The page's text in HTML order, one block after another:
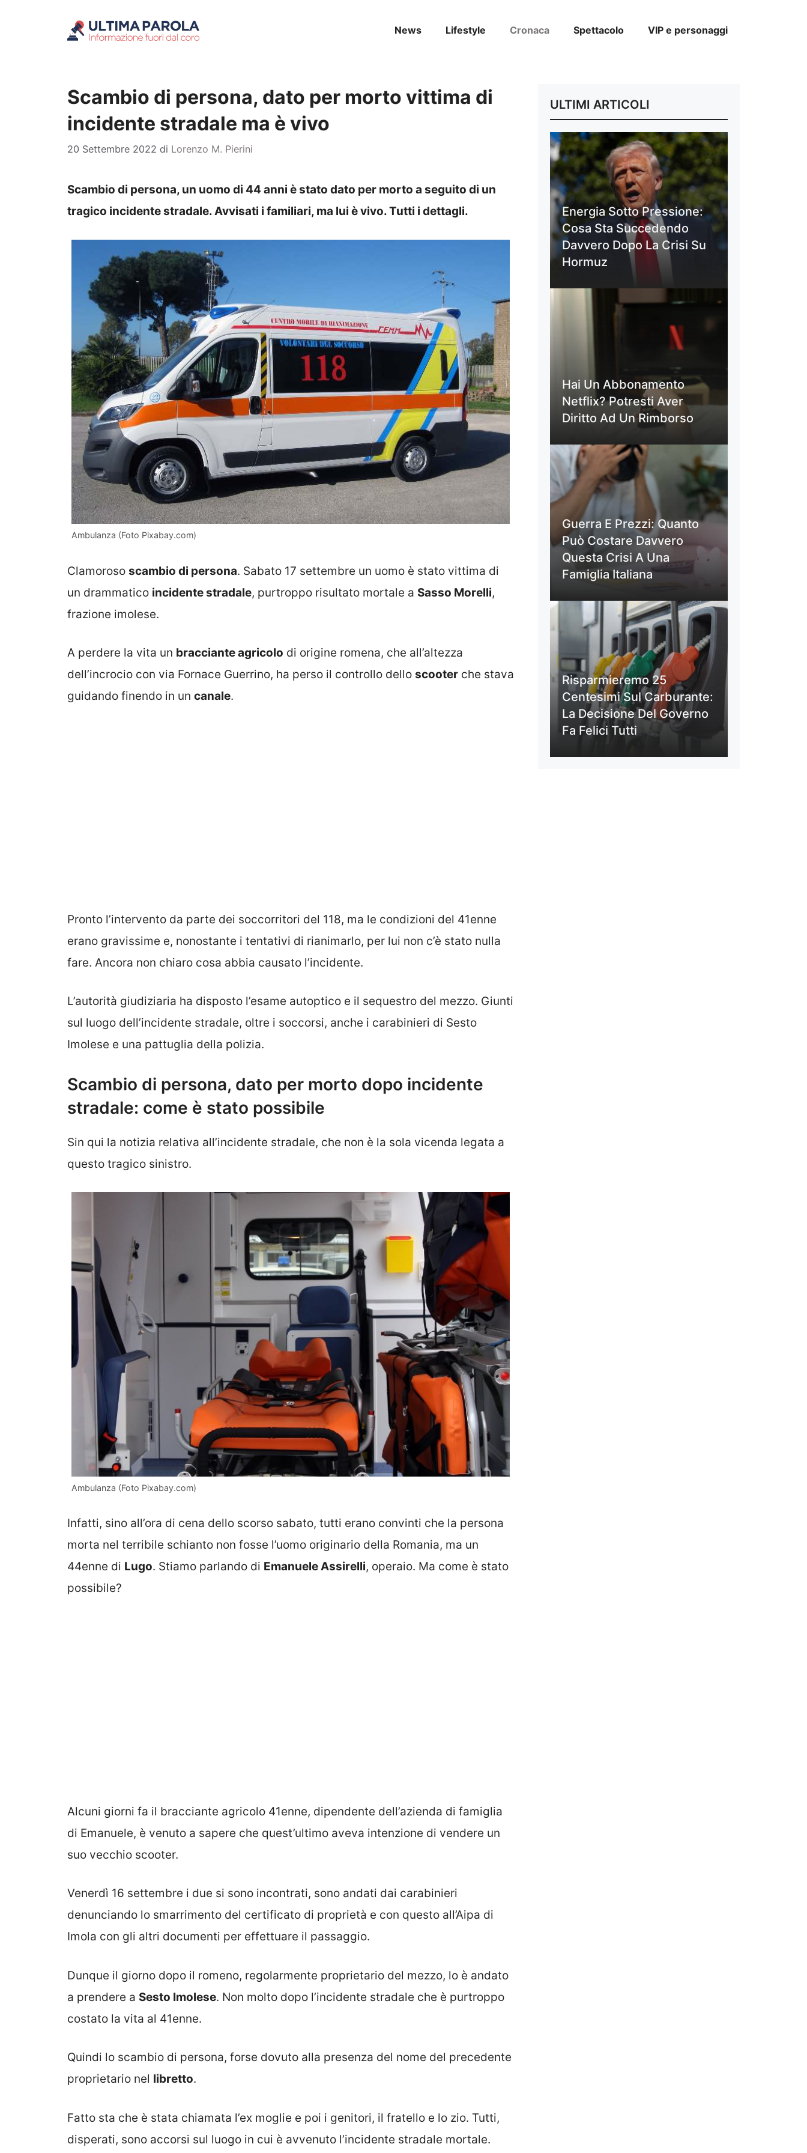
News Lifestyle Cronaca Spettacolo VIP e personaggi
Scambio di persona, dato per morto vittima di
incidente stradale ma è vivo
20 Settembre 2022 di Lorenzo M. Pierini
Scambio di persona, un uomo di 44 anni è stato dato per morto a seguito di un
tragico incidente stradale. Avvisati i familiari, ma lui è vivo. Tutti i dettagli.
Ambulanza (Foto Pixabay.com)
Clamoroso scambio di persona. Sabato 17 settembre un uomo è stato vittima di
un drammatico incidente stradale, purtroppo risultato mortale a Sasso Morelli,
frazione imolese.
A perdere la vita un bracciante agricolo di origine romena, che all’altezza
dell’incrocio con via Fornace Guerrino, ha perso il controllo dello scooter che stava
guidando finendo in un canale.
Pronto l’intervento da parte dei soccorritori del 118, ma le condizioni del 41enne
erano gravissime e, nonostante i tentativi di rianimarlo, per lui non c’è stato nulla
fare. Ancora non chiaro cosa abbia causato l’incidente.
L’autorità giudiziaria ha disposto l’esame autoptico e il sequestro del mezzo. Giunti
sul luogo dell’incidente stradale, oltre i soccorsi, anche i carabinieri di Sesto
Imolese e una pattuglia della polizia.
Scambio di persona, dato per morto dopo incidente
stradale: come è stato possibile
Sin qui la notizia relativa all’incidente stradale, che non è la sola vicenda legata a
questo tragico sinistro.
Ambulanza (Foto Pixabay.com)
Infatti, sino all’ora di cena dello scorso sabato, tutti erano convinti che la persona
morta nel terribile schianto non fosse l’uomo originario della Romania, ma un
44enne di Lugo. Stiamo parlando di Emanuele Assirelli, operaio. Ma come è stato
possibile?
Alcuni giorni fa il bracciante agricolo 41enne, dipendente dell’azienda di famiglia
di Emanuele, è venuto a sapere che quest’ultimo aveva intenzione di vendere un
suo vecchio scooter.
Venerdì 16 settembre i due si sono incontrati, sono andati dai carabinieri
denunciando lo smarrimento del certificato di proprietà e con questo all’Aipa di
Imola con gli altri documenti per effettuare il passaggio.
Dunque il giorno dopo il romeno, regolarmente proprietario del mezzo, lo è andato
a prendere a Sesto Imolese. Non molto dopo l’incidente stradale che è purtroppo
costato la vita al 41enne.
Quindi lo scambio di persona, forse dovuto alla presenza del nome del precedente
proprietario nel libretto.
Fatto sta che è stata chiamata l’ex moglie e poi i genitori, il fratello e lo zio. Tutti,
disperati, sono accorsi sul luogo in cui è avvenuto l’incidente stradale mortale.
ULTIMI ARTICOLI
Energia Sotto Pressione:
Cosa Sta Succedendo
Davvero Dopo La Crisi Su
Hormuz
Hai Un Abbonamento
Netflix? Potresti Aver
Diritto Ad Un Rimborso
Guerra E Prezzi: Quanto
Può Costare Davvero
Questa Crisi A Una
Famiglia Italiana
Risparmieremo 25
Centesimi Sul Carburante:
La Decisione Del Governo
Fa Felici Tutti